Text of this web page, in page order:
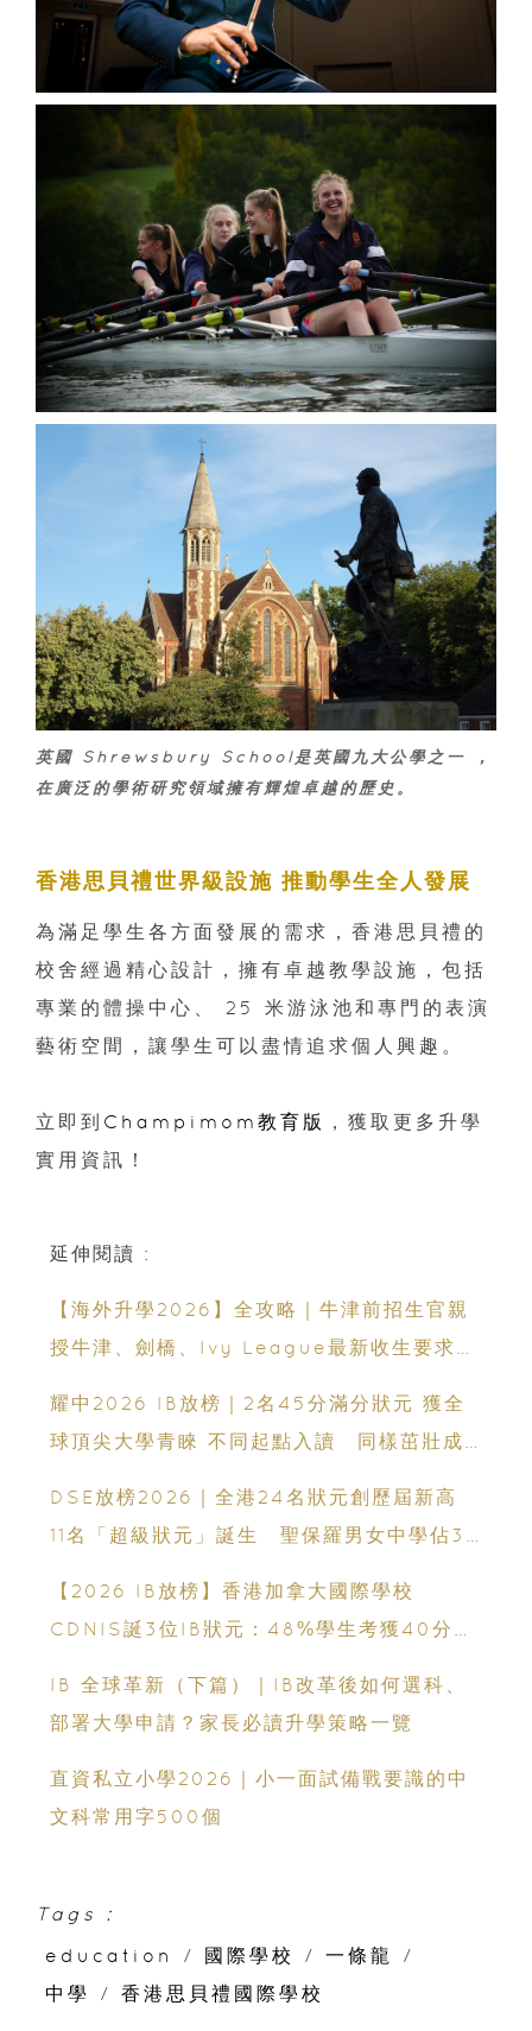
英國 Shrewsbury School是英國九大公學之一 ，
在廣泛的學術研究領域擁有輝煌卓越的歷史。
香港思貝禮世界級設施 推動學生全人發展
為滿足學生各方面發展的需求，香港思貝禮的
校舍經過精心設計，擁有卓越教學設施，包括
專業的體操中心、 25 米游泳池和專門的表演
藝術空間，讓學生可以盡情追求個人興趣。
立即到 Champimom教育版
，獲取更多升學
實用資訊！
延伸閱讀 :
【海外升學2026】全攻略｜牛津前招生官親
授牛津、劍橋、Ivy League最新收生要求｜
耀中2026 IB放榜｜2名45分滿分狀元 獲全
球頂尖大學青睞 不同起點入讀 同樣茁壯成
DSE放榜2026｜全港24名狀元創歷屆新高
11名「超級狀元」誕生 聖保羅男女中學佔3
【2026 IB放榜】香港加拿大國際學校
CDNIS誕3位IB狀元：48%學生考獲40分以
IB 全球革新（下篇）｜IB改革後如何選科、
部署大學申請？家長必讀升學策略一覽
直資私立小學2026｜小一面試備戰要識的中
文科常用字500個
Tags :
education
/ 國際學校 / 一條龍
/
中學
/ 香港思貝禮國際學校